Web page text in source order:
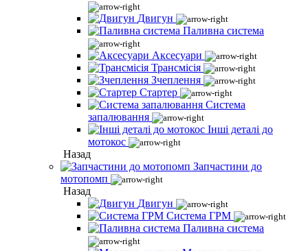
Двигун
Паливна система
Аксесуари
Трансмісія
Зчеплення
Стартер
Система
запалювання
Інші деталі до
мотокос
Назад
Запчастини до
мотопомп
Назад
Двигун
Система ГРМ
Паливна система